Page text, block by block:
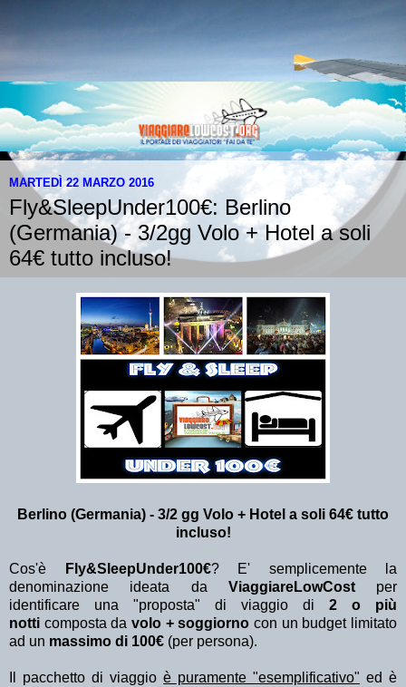
MARTEDÌ 22 MARZO 2016
Fly&SleepUnder100€: Berlino
(Germania) - 3/2gg Volo + Hotel a soli
64€ tutto incluso!
Berlino (Germania) - 3/2 gg Volo + Hotel a soli 64€ tutto
incluso!
Cos'è Fly&SleepUnder100€? E' semplicemente la
denominazione ideata da ViaggiareLowCostper
identificare una "proposta" di viaggio di 2 o più
notti composta davolo + soggiorno con un budget limitato
ad un massimo di 100€ (per persona).
Il pacchetto di viaggio è puramente "esemplificativo" ed è